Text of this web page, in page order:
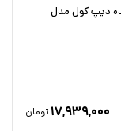
دیپ کول مدل
۱۷,۹۳۹,۰۰۰ تومان